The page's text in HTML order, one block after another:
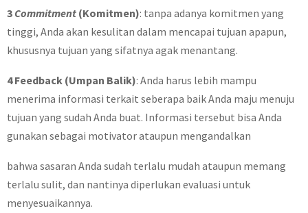
3 Commitment (Komitmen): tanpa adanya komitmen yang
tinggi, Anda akan kesulitan dalam mencapai tujuan apapun,
khususnya tujuan yang sifatnya agak menantang.
4 Feedback (Umpan Balik): Anda harus lebih mampu
menerima informasi terkait seberapa baik Anda maju menuju
tujuan yang sudah Anda buat. Informasi tersebut bisa Anda
gunakan sebagai motivator ataupun mengandalkan
bahwa sasaran Anda sudah terlalu mudah ataupun memang
terlalu sulit, dan nantinya diperlukan evaluasi untuk
menyesuaikannya.